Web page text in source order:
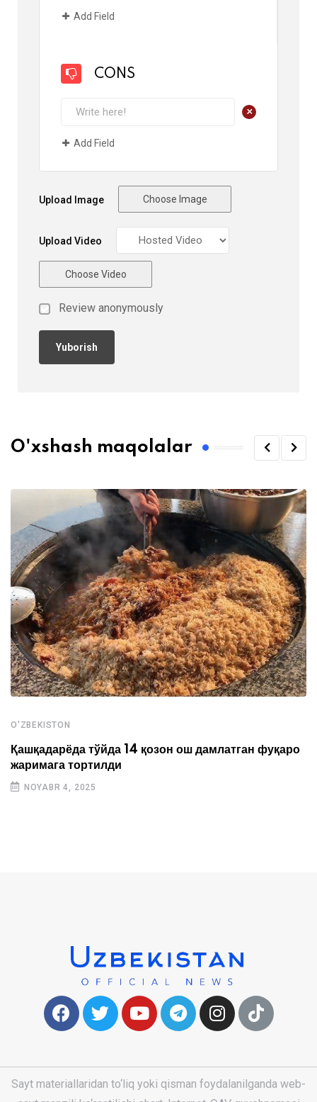
Add Field
CONS
+
Add Field
Upload Image Choose Image
Upload Video
Choose Video
Review anonymously
O'xshash maqolalar
O'ZBEKISTON
Қашқадарёда тўйда 14 қозон ош дамлатган фуқаро
жаримага тортилди
NOYABR 4, 2025
Sayt materiallaridan to‘liq yoki qisman foydalanilganda web-